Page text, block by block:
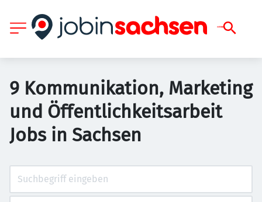
9 Kommunikation, Marketing
und Öffentlichkeitsarbeit
Jobs in Sachsen